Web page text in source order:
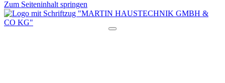
Zum Seiteninhalt springen